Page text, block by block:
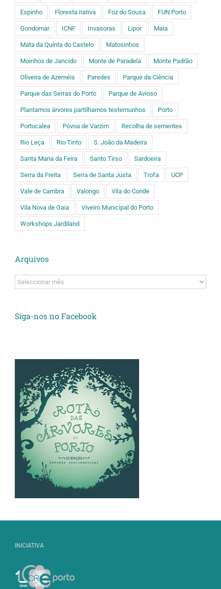
Espinho Floresta nativa Foz do Sousa FUN Porto
Gondomar ICNF Invasoras Lipor Maia
Mata da Quinta do Castelo Matosinhos
Moinhos de Jancido Monte de Paradela Monte Padrão
Oliveira de Azeméis Paredes Parque da Ciência
Parque das Serras do Porto Parque de Avioso
Plantamos árvores partilhamos testemunhos Porto
Portucalea Póvoa de Varzim Recolha de sementes
Rio Leça Rio Tinto S. João da Madeira
Santa Maria da Feira Santo Tirso Sardoeira
Serra da Freita Serra de Santa Justa Trofa UCP
Vale de Cambra Valongo Vila do Conde
Vila Nova de Gaia Viveiro Municipal do Porto
Workshops Jardiland
Arquivos
Arquivos
Siga-nos no Facebook
INICIATIVA